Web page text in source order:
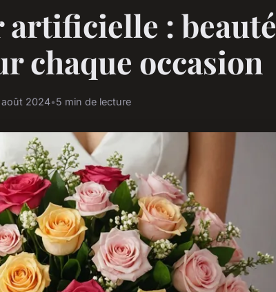
: beauté
chaque occasion
2024•5 min de lecture